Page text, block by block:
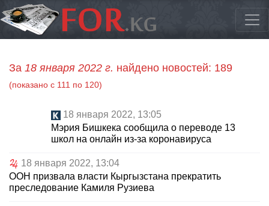
За 18 января 2022 г. найдено новостей: 189
(показано с 111 по 120)
18 января 2022, 13:05
Мэрия Бишкека сообщила о переводе 13
школ на онлайн из-за коронавируса
18 января 2022, 13:04
ООН призвала власти Кыргызстана прекратить
преследование Камиля Рузиева